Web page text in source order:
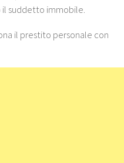
il suddetto immobile.
il prestito personale con